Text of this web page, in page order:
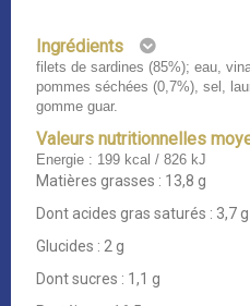
Ingrédients
filets de sardines (85%); eau,
pommes séchées (0,7%), sel,
gomme guar.
Valeurs nutritionnelles
Energie : 199 kcal / 826 kJ
Matières grasses : 13,8 g
Dont acides gras saturés : 3,7 g
Glucides : 2 g
Dont sucres : 1,1 g